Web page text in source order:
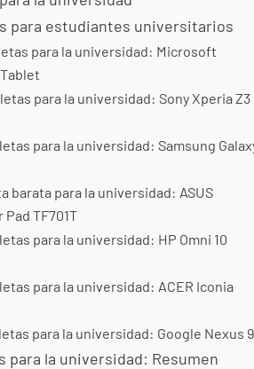
para estudiantes universitarios
para la universidad: Microsoft
para la universidad: Sony Xperia Z3
para la universidad: Samsung
barata para la universidad: ASUS
TF701T
para la universidad: HP Omni 10
para la universidad: ACER Iconia
para la universidad: Google Nexus 9
para la universidad: Resumen